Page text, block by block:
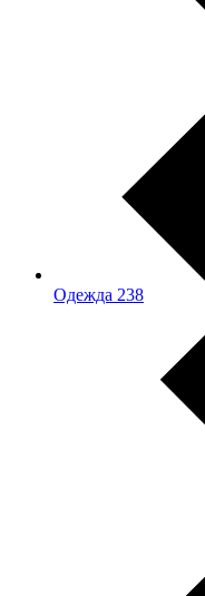
Одежда 238